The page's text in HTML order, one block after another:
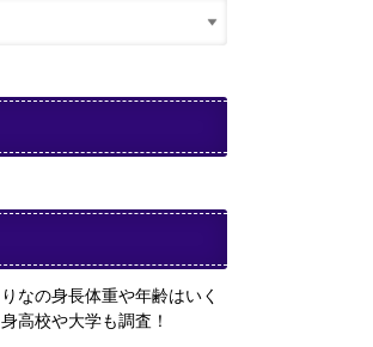
なの身長体重や年齢はいく
高校や大学も調査！